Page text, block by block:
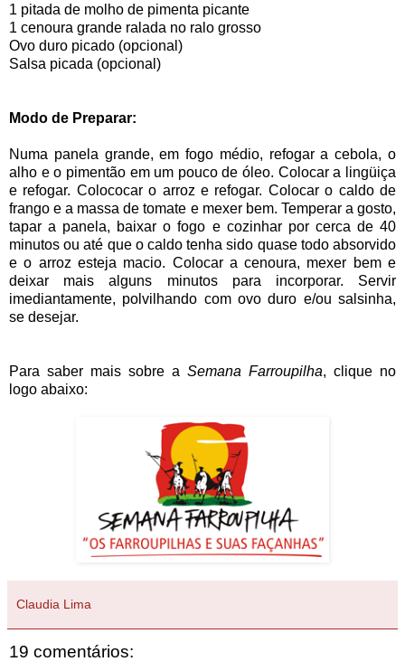
1 pitada de molho de pimenta picante
1 cenoura grande ralada no ralo grosso
Ovo duro picado (opcional)
Salsa picada (opcional)
Modo de Preparar:
Numa panela grande, em fogo médio, refogar a cebola, o
alho e o pimentão em um pouco de óleo. Colocar a lingüiça
e refogar. Colococar o arroz e refogar. Colocar o caldo de
frango e a massa de tomate e mexer bem. Temperar a gosto,
tapar a panela, baixar o fogo e cozinhar por cerca de 40
minutos ou até que o caldo tenha sido quase todo absorvido
e o arroz esteja macio. Colocar a cenoura, mexer bem e
deixar mais alguns minutos para incorporar. Servir
imediantamente, polvilhando com ovo duro e/ou salsinha,
se desejar.
Para saber mais sobre a Semana Farroupilha, clique no
logo abaixo:
Claudia Lima
19 comentários: